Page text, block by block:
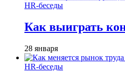
HR-беседы
Как выиграть
28 января
HR-беседы